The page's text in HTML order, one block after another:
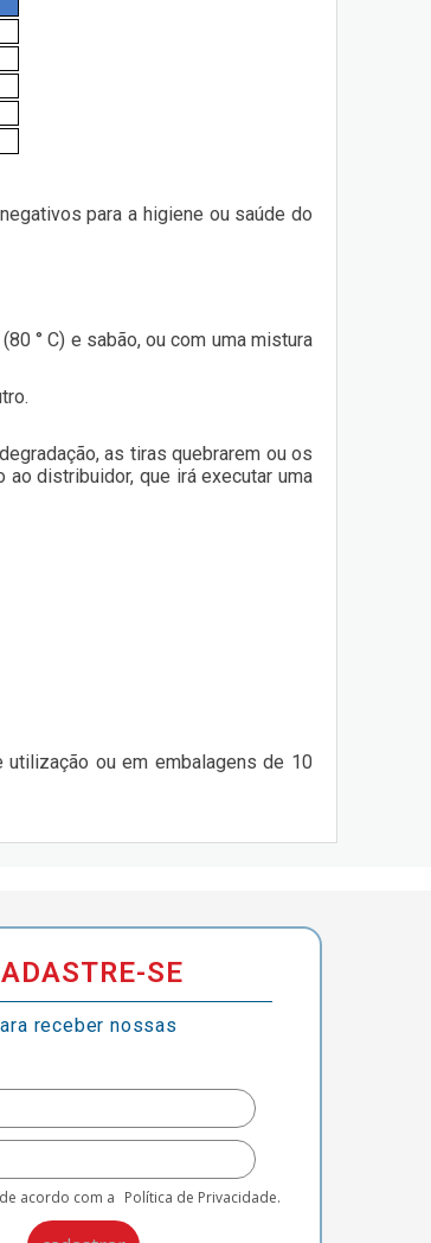
para a higiene ou saúde do
° C) e sabão, ou com uma mistura
as tiras quebrarem ou os
distribuidor, que irá executar uma
ou em embalagens de 10
SE
receber nossas
acordo com a Política de Privacidade.